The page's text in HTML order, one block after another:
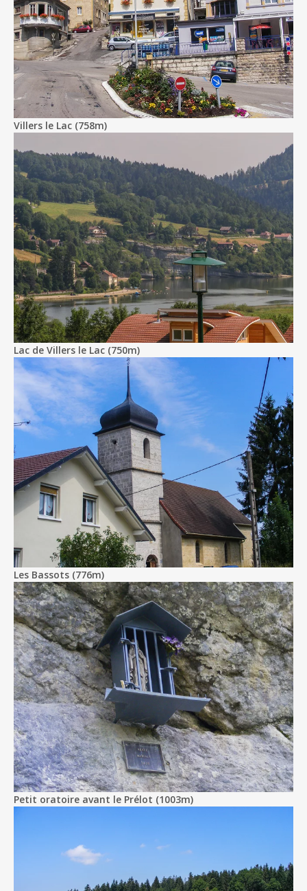
Villers le Lac (758m)
Lac de Villers le Lac (750m)
Les Bassots (776m)
Petit oratoire avant le Prélot (1003m)